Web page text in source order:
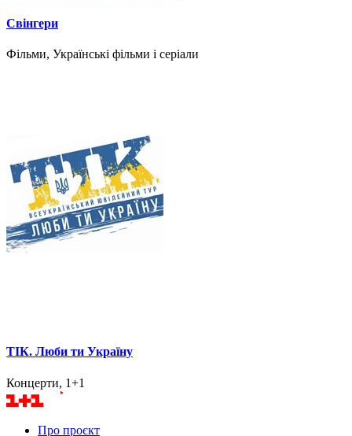
Свінгери
Фільми, Українські фільми і серіали
ТІК. Люби ти Україну
Концерти, 1+1
Про проєкт